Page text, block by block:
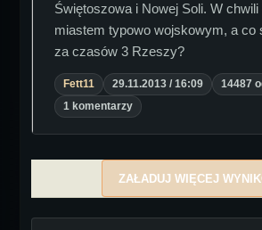
Świętoszowa i Nowej Soli. W
miastem typowo wojskowym, a co
za czasów 3 Rzeszy?
Fett11 29.11.2013 / 16:09
14487
1 komentarzy
ZAŁADUJ WIĘCEJ